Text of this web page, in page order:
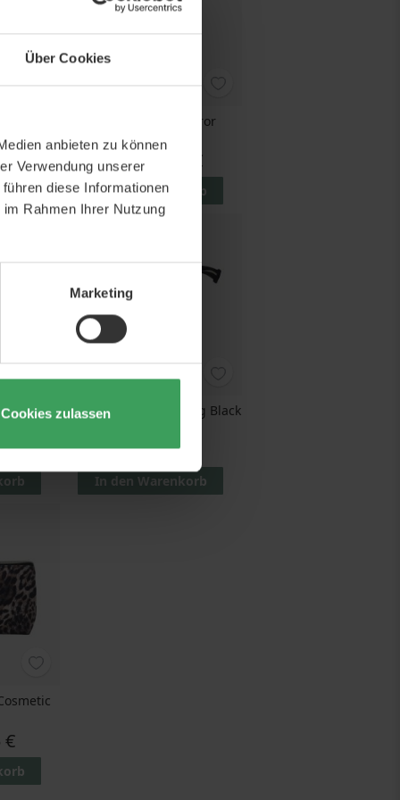
Über Cookies
anbieten zu können
Verwendung unserer
diese Informationen
Rahmen Ihrer Nutzung
Marketing
Cookies zulassen
JJDK Hollywood Mirror
Preis33,50 €
In den Warenkorb
bag Rose
€
JJDK Large Cosmetic bag Black
Preis9,25 €
In den Warenkorb
€